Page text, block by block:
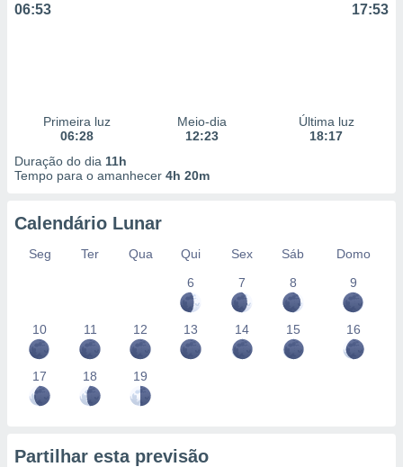
06:53 17:53
Primeira luz
06:28
Meio-dia
12:23
Última luz
18:17
Duração do dia 11h
Tempo para o amanhecer 4h 20m
Calendário Lunar
Seg Ter Qua Qui Sex Sáb
Domo
6
7 8 9
10 11 12 13 14 15 16
17 18 19
Partilhar esta previsão